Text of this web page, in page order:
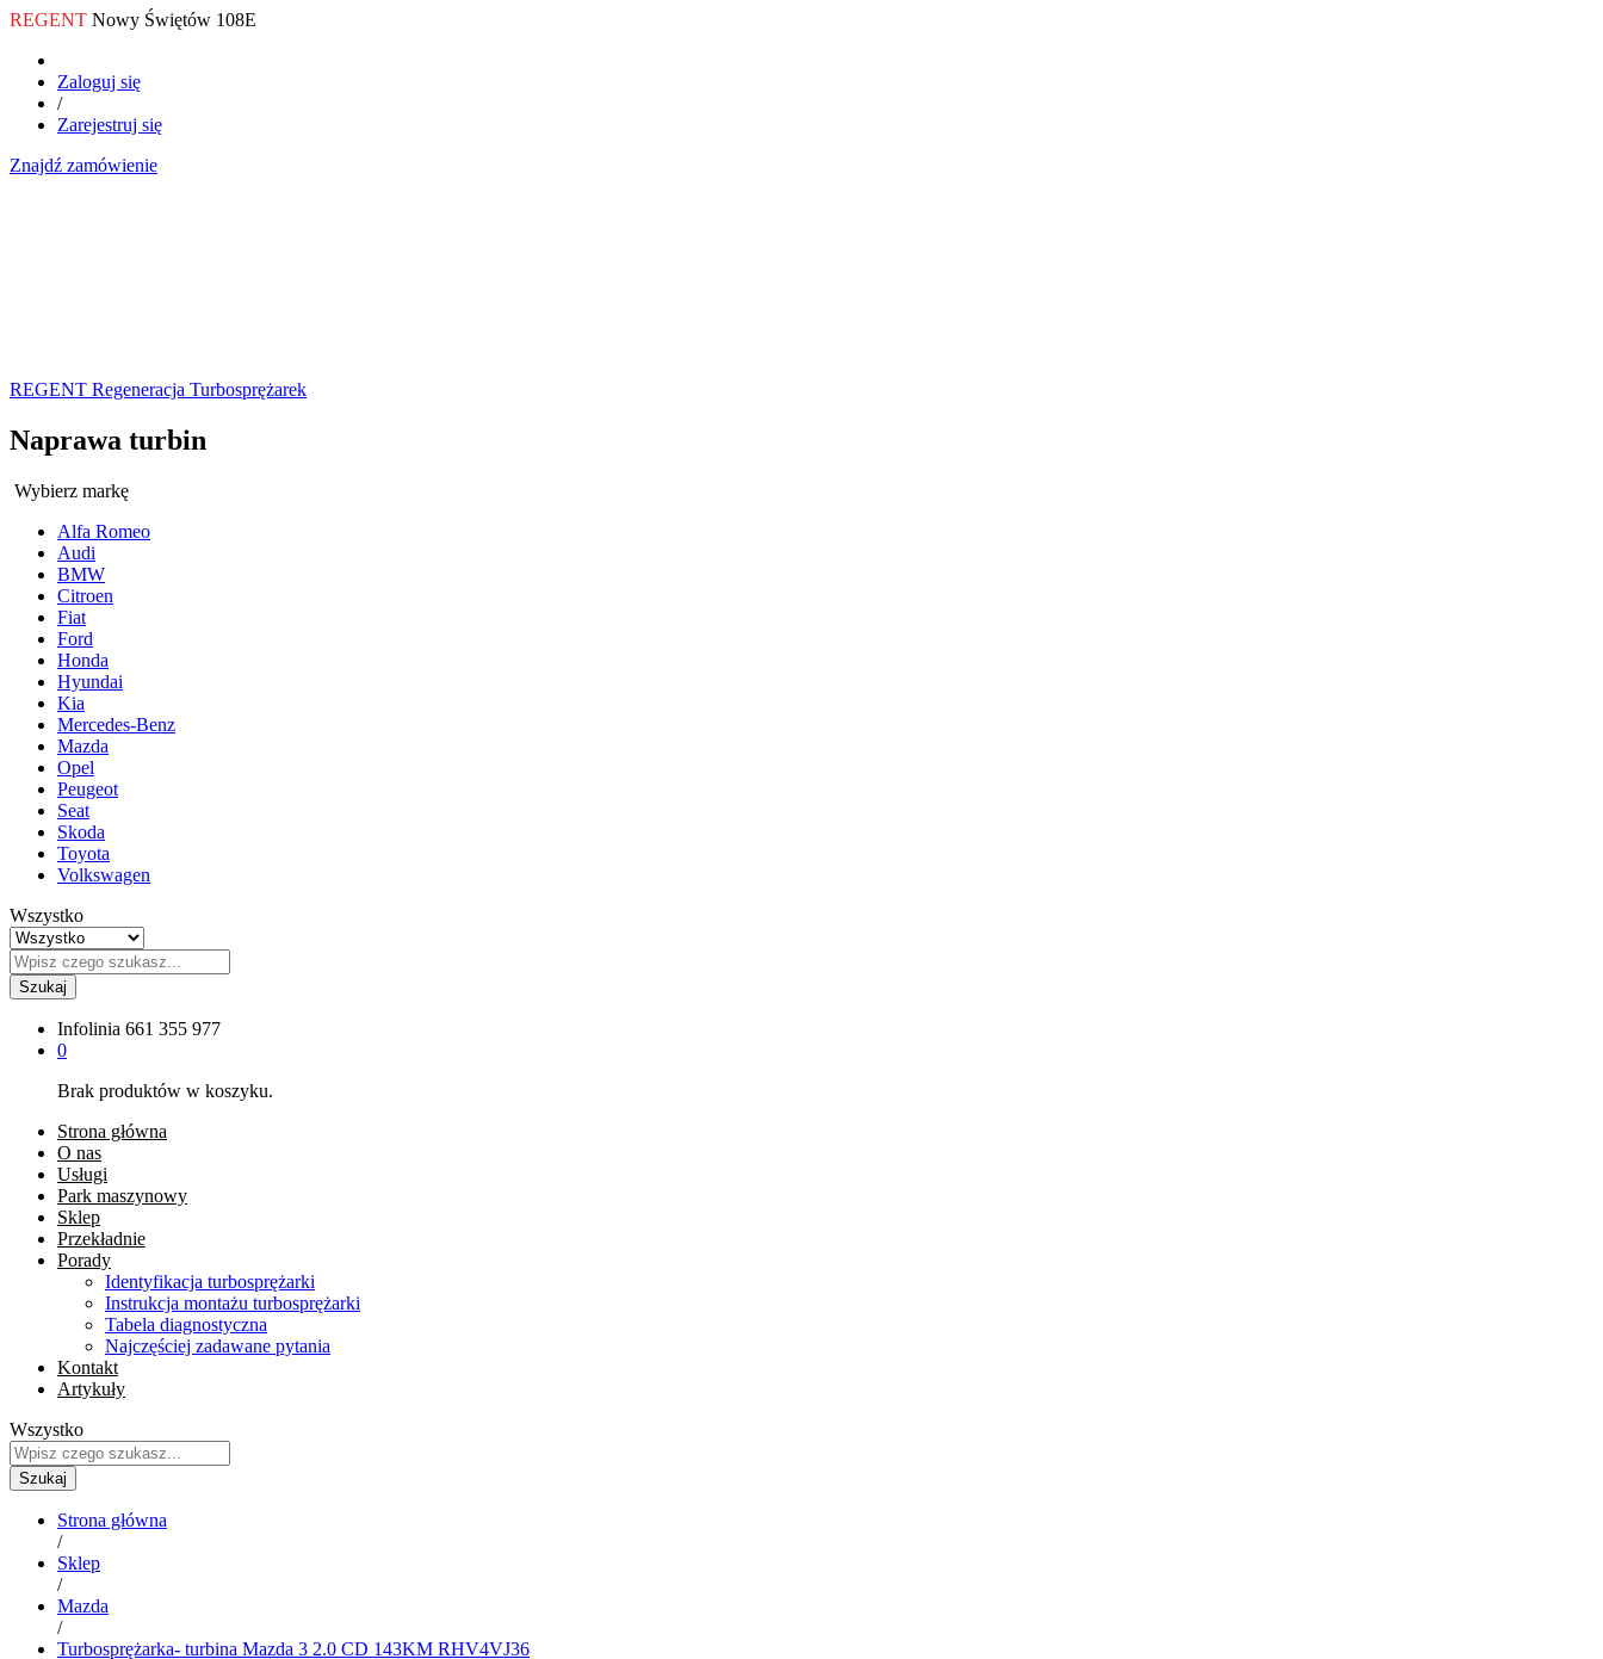
REGENT Nowy Świętów 108E
Zaloguj się
/
Zarejestruj się
Znajdź zamówienie
REGENT Regeneracja Turbosprężarek
Naprawa turbin
Wybierz markę
Alfa Romeo
Audi
BMW
Citroen
Fiat
Ford
Honda
Hyundai
Kia
Mercedes-Benz
Mazda
Opel
Peugeot
Seat
Skoda
Toyota
Volkswagen
Wszystko
Szukaj
Infolinia 661 355 977
0
Brak produktów w koszyku.
Strona główna
O nas
Usługi
Park maszynowy
Sklep
Przekładnie
Porady
Identyfikacja turbosprężarki
Instrukcja montażu turbosprężarki
Tabela diagnostyczna
Najczęściej zadawane pytania
Kontakt
Artykuły
Wszystko
Szukaj
Strona główna
/
Sklep
/
Mazda
/
Turbosprężarka- turbina Mazda 3 2.0 CD 143KM RHV4VJ36